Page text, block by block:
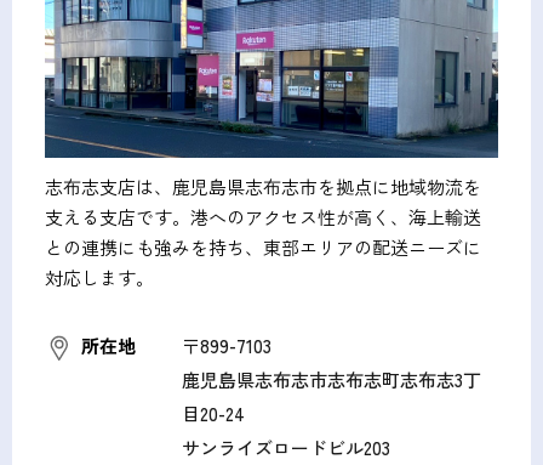
志布志支店は、鹿児島県志布志市を拠点に地域物流を
支える支店です。港へのアクセス性が高く、海上輸送
との連携にも強みを持ち、東部エリアの配送ニーズに
対応します。
所在地
〒899-7103
鹿児島県志布志市志布志町志布志3丁
目20-24
サンライズロードビル203